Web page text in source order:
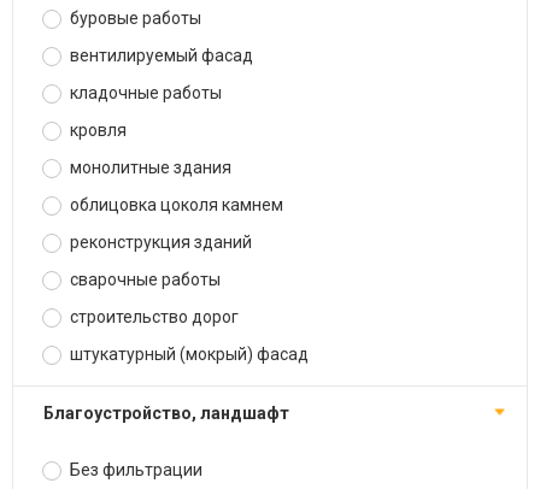
буровые работы
вентилируемый фасад
кладочные работы
кровля
монолитные здания
облицовка цоколя камнем
реконструкция зданий
сварочные работы
строительство дорог
штукатурный (мокрый) фасад
благоустройство, ландшафт
Без фильтрации